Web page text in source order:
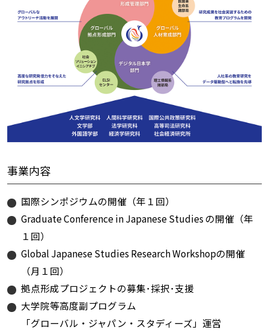
事業内容
国際シンポジウムの開催（年１回）
Graduate Conference in Japanese Studies の開催（年
１回）
Global Japanese Studies Research Workshopの開催
（月１回）
拠点形成プロジェクトの募集･採択･支援
大学院等高度副プログラム
「グローバル・ジャパン・スタディーズ」運営